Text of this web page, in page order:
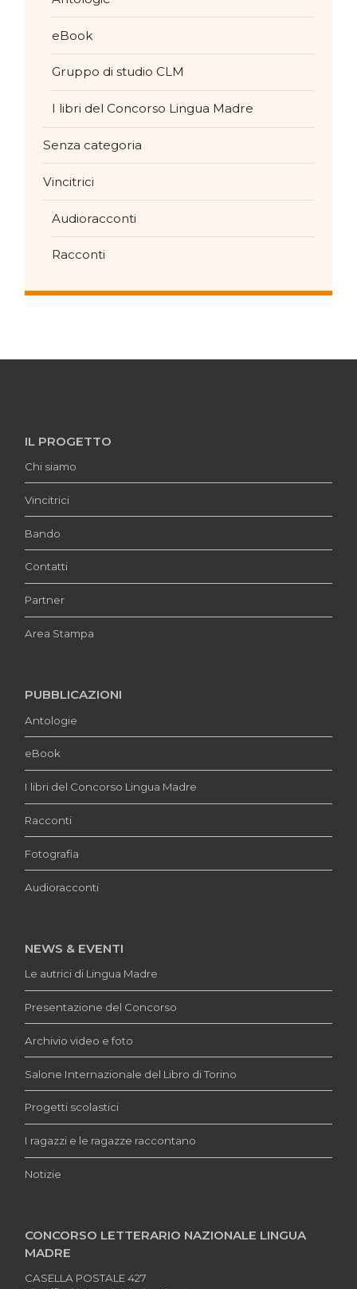
eBook
Gruppo di studio CLM
I libri del Concorso Lingua Madre
Senza categoria
Vincitrici
Audioracconti
Racconti
IL PROGETTO
Chi siamo
Vincitrici
Bando
Contatti
Partner
Area Stampa
PUBBLICAZIONI
Antologie
eBook
I libri del Concorso Lingua Madre
Racconti
Fotografia
Audioracconti
NEWS & EVENTI
Le autrici di Lingua Madre
Presentazione del Concorso
Archivio video e foto
Salone Internazionale del Libro di Torino
Progetti scolastici
I ragazzi e le ragazze raccontano
Notizie
CONCORSO LETTERARIO NAZIONALE LINGUA
MADRE
CASELLA POSTALE 427